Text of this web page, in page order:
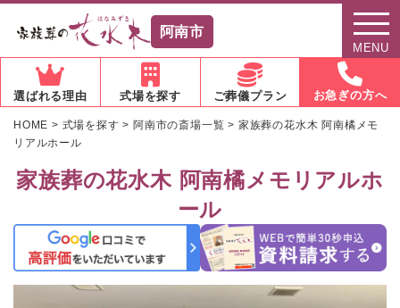
阿南市
MENU
選ばれる理由 式場を探す ご葬儀プラン お急ぎの方へ
HOME > 式場を探す > 阿南市の斎場一覧 > 家族葬の花水木 阿南橘メモ
リアルホール
家族葬の花水木 阿南橘メモリアルホ
ール